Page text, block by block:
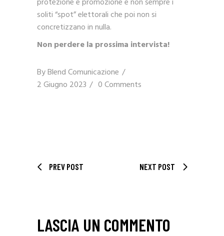
protezione e promozione e non sempre i
soliti “spot” elettorali che poi non si
concretizzano in nulla.
Non perdere la prossima intervista!
ByBlend Comunicazione
2 Giugno 2023
0 Comments
PREV POST NEXT POST
LASCIA UN COMMENTO